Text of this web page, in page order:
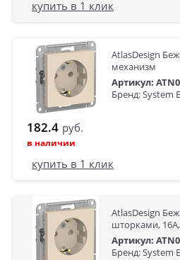
купить в 1 клик
AtlasDesign
механизм
Артикул:
Бренд: System
182.4 руб.
в наличии
купить в 1 клик
AtlasDesign
шторками,
Артикул:
Бренд: System